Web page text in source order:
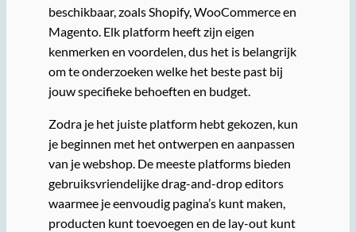
beschikbaar, zoals Shopify, WooCommerce en
Magento. Elk platform heeft zijn eigen
kenmerken en voordelen, dus het is belangrijk
om te onderzoeken welke het beste past bij
jouw specifieke behoeften en budget.
Zodra je het juiste platform hebt gekozen, kun
je beginnen met het ontwerpen en aanpassen
van je webshop. De meeste platforms bieden
gebruiksvriendelijke drag-and-drop editors
waarmee je eenvoudig pagina’s kunt maken,
producten kunt toevoegen en de lay-out kunt